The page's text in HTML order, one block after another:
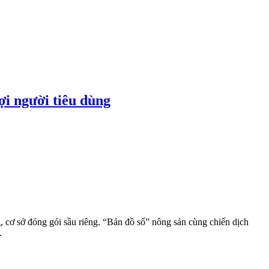
người tiêu dùng
sở đóng gói sầu riêng. “Bản đồ số” nông sản cùng chiến dịch